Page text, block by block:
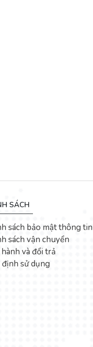
SÁCH
sách bảo mật thông tin
sách vận chuyển
và đổi trả
sử dụng